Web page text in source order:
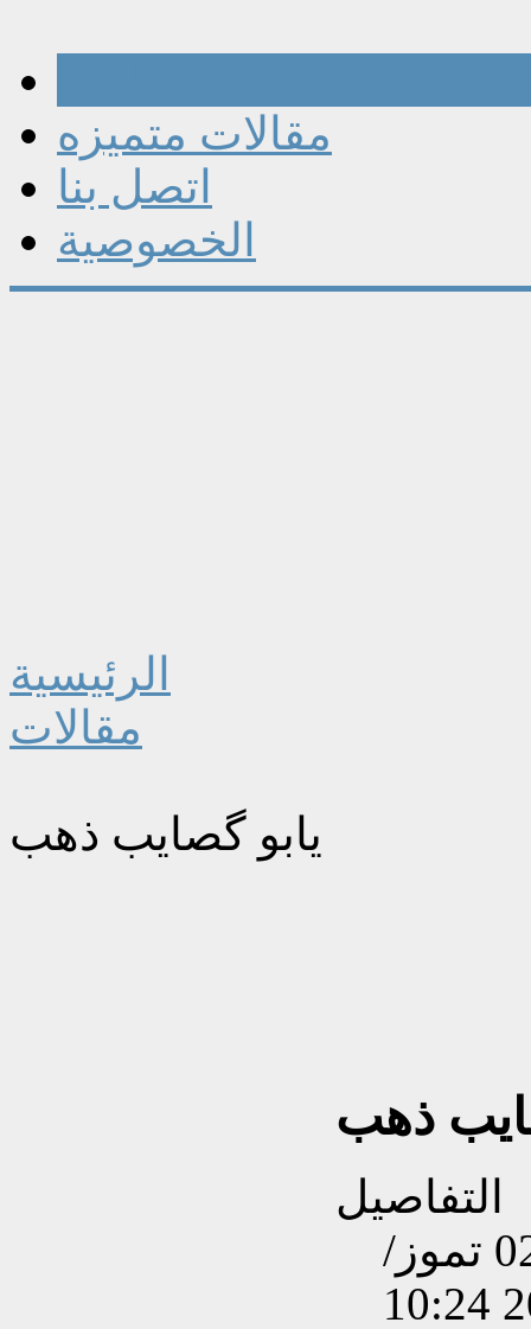
مقالات متميزه
اتصل بنا
الخصوصية
الرئيسية
مقالات
يابو گصايب ذهب
ذهب
التفاصيل
تم إنشاءه بتاريخ الإثنين, 02 تموز/